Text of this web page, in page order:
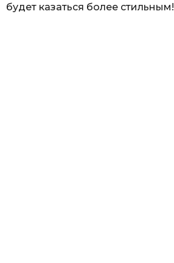
будет казаться более стильным!